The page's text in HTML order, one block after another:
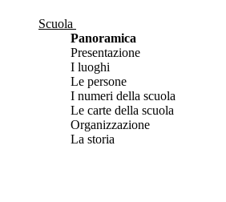
Scuola
Panoramica
Presentazione
I luoghi
Le persone
I numeri della scuola
Le carte della scuola
Organizzazione
La storia